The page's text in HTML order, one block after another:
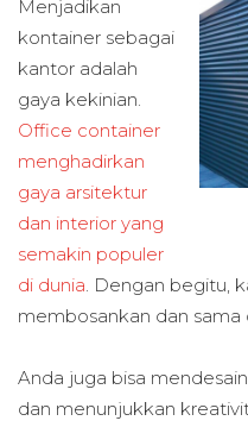
Menjadikan
kontainer sebagai
kantor adalah
gaya kekinian.
Office container
menghadirkan
gaya arsitektur
dan interior yang
semakin populer
di dunia. Dengan begitu,
membosankan dan
Anda juga bisa
dan menunjukkan